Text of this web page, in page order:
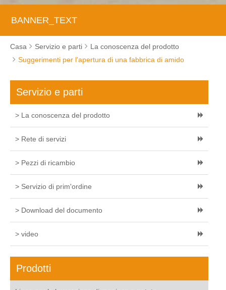
BANNER_TEXT
Casa Servizio e parti
La conoscenza del prodotto
Suggerimenti per l'apertura di una fabbrica di amido
Servizio e parti
> La conoscenza del prodotto
> Rete di servizi
> Pezzi di ricambio
> Servizio di prim'ordine
> Download del documento
> video
Prodotti